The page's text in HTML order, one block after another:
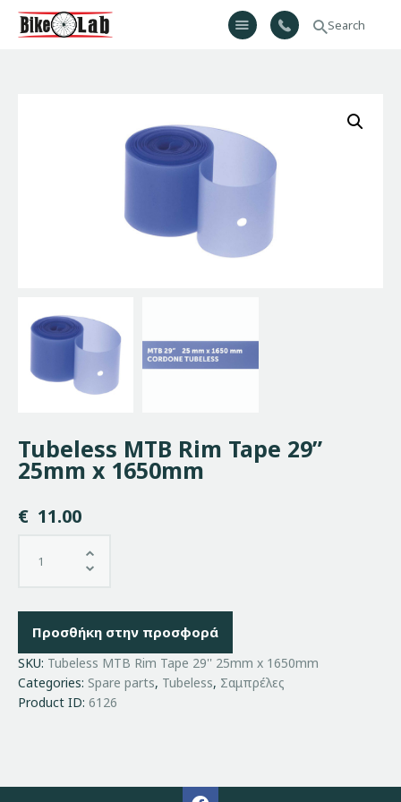
Bikelab
Σχετικά Με Εμάς
Προϊόντα
Υπηρεσίες
Gallery
Επικοινωνία
Tubeless MTB Rim Tape 29”
25mm x 1650mm
€ 11.00
Προσθήκη στην προσφορά
SKU: Tubeless MTB Rim Tape 29'' 25mm x 1650mm
Categories: Spare parts, Tubeless, Σαμπρέλες
Product ID: 6126